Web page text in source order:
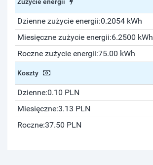
Dzienne zużycie energii:0.2054 kWh
Miesięczne zużycie energii:6.2500 kWh
Roczne zużycie energii:75.00 kWh
Koszty
Dzienne:0.10 PLN
Miesięczne:3.13 PLN
Roczne:37.50 PLN